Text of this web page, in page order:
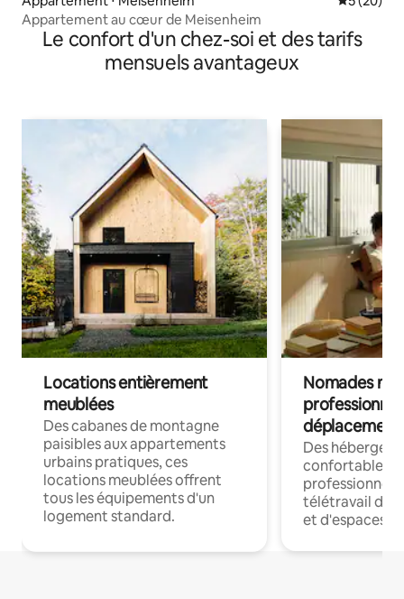
Appartement au cœur de Meisenheim
Le confort d'un chez-soi et des tarifs
mensuels avantageux
Locations entièrement
meublées
Des cabanes de montagne
paisibles aux appartements
urbains pratiques, ces
locations meublées offrent
tous les équipements d'un
logement standard.
Nomades
déplacement
Des
confortables
professionnels
télétravail
et d'espaces